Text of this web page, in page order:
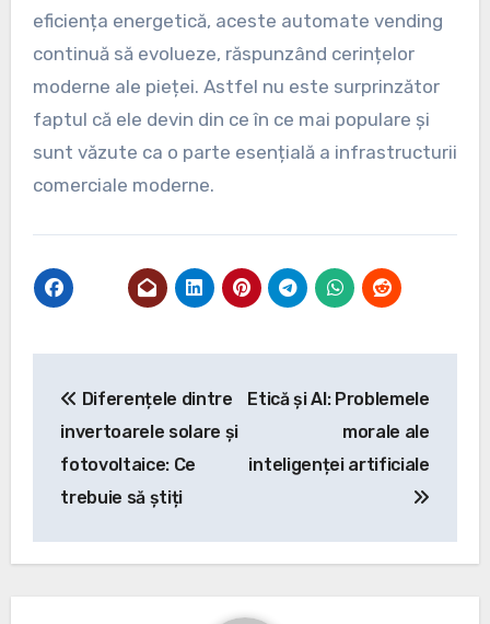
eficiența energetică, aceste automate vending
continuă să evolueze, răspunzând cerințelor
moderne ale pieței. Astfel nu este surprinzător
faptul că ele devin din ce în ce mai populare și
sunt văzute ca o parte esențială a infrastructurii
comerciale moderne.
în
articole
Diferențele dintre
invertoarele solare și
fotovoltaice: Ce
trebuie să știți
Etică și AI: Problemele
morale ale
inteligenței artificiale